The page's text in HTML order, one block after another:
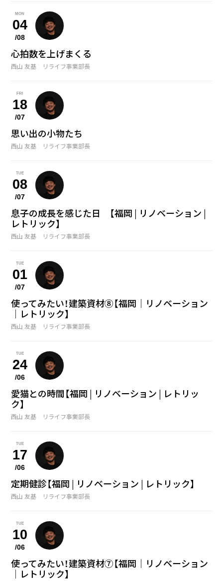
MON
04
/08
心拍数を上げまくる
西山 友基 リライフ事業部長
FRI
18
/07
思い出の小物たち
西山 友基 リライフ事業部長
TUE
08
/07
息子の成長を感じた日 【福岡 | リノベーション |
レトリック】
西山 友基 リライフ事業部長
TUE
01
/07
使ってみたい！建築資材⑧【福岡｜リノベーション
｜レトリック】
西山 友基 リライフ事業部長
TUE
24
/06
愛猫との時間【福岡 | リノベーション | レトリッ
ク】
西山 友基 リライフ事業部長
TUE
17
/06
定期健診【福岡 | リノベーション | レトリック】
西山 友基 リライフ事業部長
TUE
10
/06
使ってみたい！建築資材⑦【福岡｜リノベーション
｜レトリック】